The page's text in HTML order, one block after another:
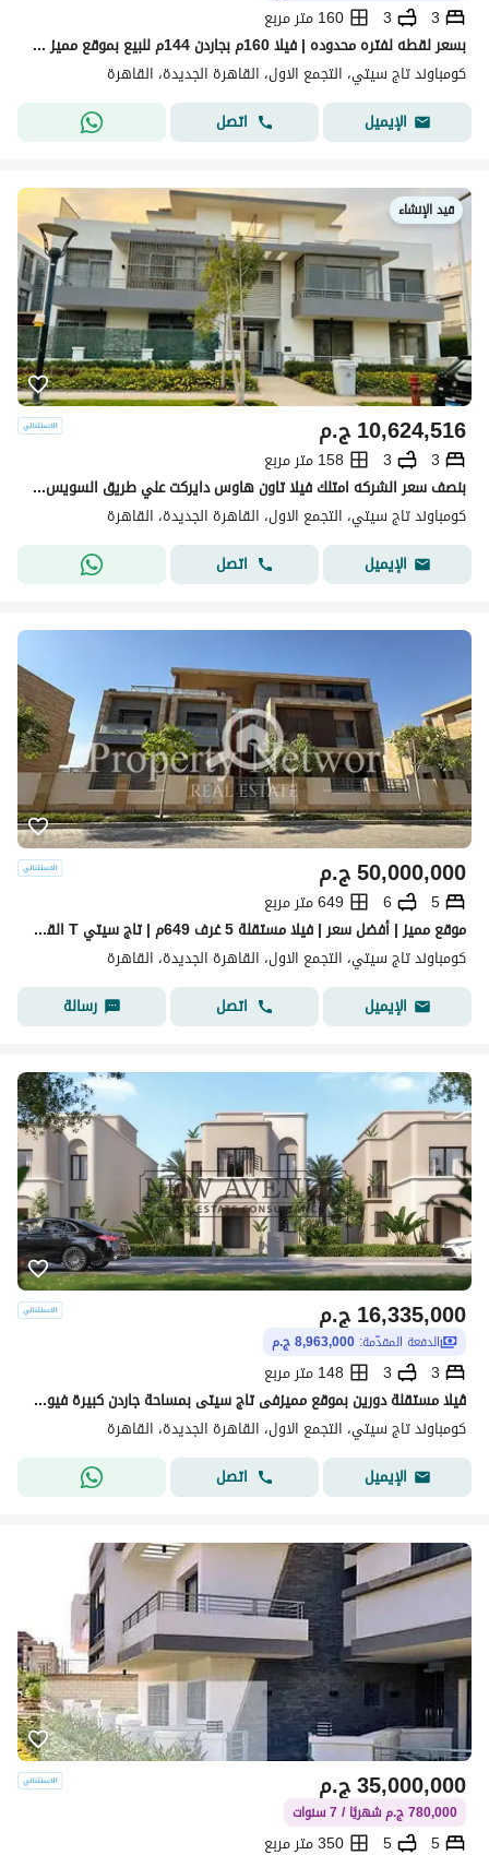
3
3
160 متر مربع
بسعر لقطه لفتره محدوده | فيلا 160م بجاردن 144م للبيع بموقع مميز جدا داخل أوريجامي - تاج سيتي- القاهره الجديده- التجمع الخامس - 3 غرف
كومباوند تاج سيتي، التجمع الاول، القاهرة الجديدة، القاهرة
الإيميل
اتصل
قيد الإنشاء
ج.م10,624,516
3
3
158 متر مربع
بنصف سعر الشركه امتلك فيلا تاون هاوس دايركت علي طريق السويس في التجمع الاول بجوار مطار القاهره و مدينه نصر و جاردينيا في كمبوند تاج سيتي - Taj City
كومباوند تاج سيتي، التجمع الاول، القاهرة الجديدة، القاهرة
الإيميل
اتصل
ج.م50,000,000
5
6
649 متر مربع
موقع مميز | أفضل سعر | فيلا مستقلة 5 غرف 649م | تاج سيتي T القاهرة الجديدة نصف تشطيب جاهزة للاستلام الفوري
كومباوند تاج سيتي، التجمع الاول، القاهرة الجديدة، القاهرة
الإيميل
اتصل رسالة
ج.م16,335,000
الدفعة المقدّمة: 8,963,000 ج.م
3
3
148 متر مربع
ڤيلا مستقلة دورين بموقع مميزفى تاج سيتى بمساحة جاردن كبيرة فيوعلى مساحات خضرة باقل مقدم و استلام قريب
كومباوند تاج سيتي، التجمع الاول، القاهرة الجديدة، القاهرة
الإيميل
اتصل
ج.م35,000,000
780,000 ج.م شهريًا / 7 سنوات
5
5 350 متر مربع